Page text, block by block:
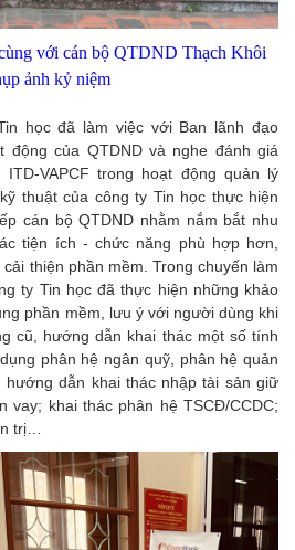
với cán bộ QTDND Thạch Khôi
ảnh kỷ niệm
học đã làm việc với Ban lãnh đạo
động của QTDND và nghe đánh giá
VAPCF trong hoạt động quản lý
thuật của công ty Tin học thực hiện
cán bộ QTDND nhằm nắm bắt nhu
tiện ích - chức năng phù hợp hơn,
thiện phần mềm. Trong chuyến làm
ty Tin học đã thực hiện những khảo
phần mềm, lưu ý với người dùng khi
cũ, hướng dẫn khai thác một số tính
phân hệ ngân quỹ, phân hệ quản
dẫn khai thác nhập tài sản giữ
vay; khai thác phân hệ TSCĐ/CCDC;
trị…